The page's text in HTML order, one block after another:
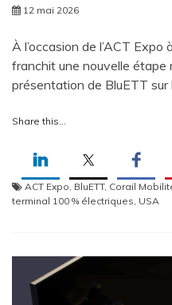
12 mai 2026
À l’occasion de l’ACT
franchit une nouvelle étape
présentation de BluETT sur
Share this...
ACT Expo, BluETT, Corail
terminal 100 % électriques, USA